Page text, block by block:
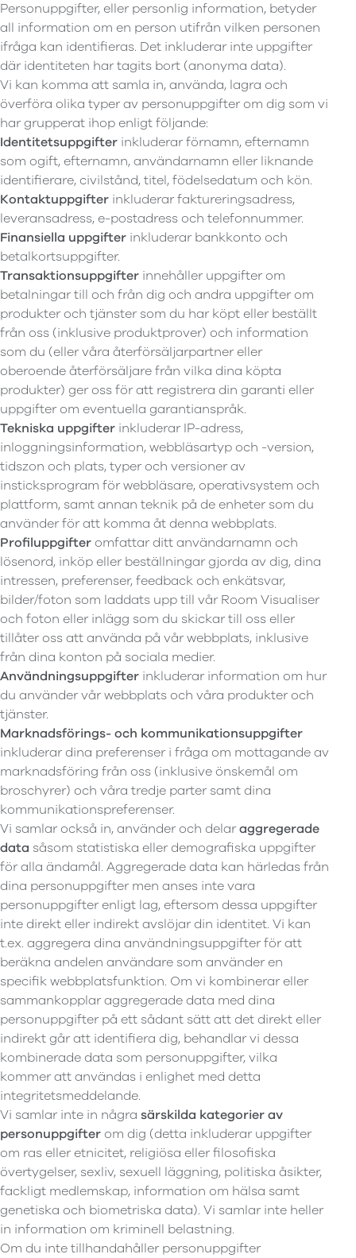
Personuppgifter, eller personlig information, betyder
all information om en person utifrån vilken personen
ifråga kan identifieras. Det inkluderar inte uppgifter
där identiteten har tagits bort (anonyma data).
Vi kan komma att samla in, använda, lagra och
överföra olika typer av personuppgifter om dig som vi
har grupperat ihop enligt följande:
Identitetsuppgifter inkluderar förnamn, efternamn
som ogift, efternamn, användarnamn eller liknande
identifierare, civilstånd, titel, födelsedatum och kön.
Kontaktuppgifter inkluderar faktureringsadress,
leveransadress, e-postadress och telefonnummer.
Finansiella uppgifter inkluderar bankkonto och
betalkortsuppgifter.
Transaktionsuppgifter innehåller uppgifter om
betalningar till och från dig och andra uppgifter om
produkter och tjänster som du har köpt eller beställt
från oss (inklusive produktprover) och information
som du (eller våra återförsäljarpartner eller
oberoende återförsäljare från vilka dina köpta
produkter) ger oss för att registrera din garanti eller
uppgifter om eventuella garantianspråk.
Tekniska uppgifter inkluderar IP-adress,
inloggningsinformation, webbläsartyp och -version,
tidszon och plats, typer och versioner av
insticksprogram för webbläsare, operativsystem och
plattform, samt annan teknik på de enheter som du
använder för att komma åt denna webbplats.
Profiluppgifter omfattar ditt användarnamn och
lösenord, inköp eller beställningar gjorda av dig, dina
intressen, preferenser, feedback och enkätsvar,
bilder/foton som laddats upp till vår Room Visualiser
och foton eller inlägg som du skickar till oss eller
tillåter oss att använda på vår webbplats, inklusive
från dina konton på sociala medier.
Användningsuppgifter inkluderar information om hur
du använder vår webbplats och våra produkter och
tjänster.
Marknadsförings- och kommunikationsuppgifter
inkluderar dina preferenser i fråga om mottagande av
marknadsföring från oss (inklusive önskemål om
broschyrer) och våra tredje parter samt dina
kommunikationspreferenser.
Vi samlar också in, använder och delaraggregerade
data såsom statistiska eller demografiska uppgifter
för alla ändamål. Aggregerade data kan härledas från
dina personuppgifter men anses inte vara
personuppgifter enligt lag, eftersom dessa uppgifter
inte direkt eller indirekt avslöjar din identitet. Vi kan
t.ex. aggregera dina användningsuppgifter för att
beräkna andelen användare som använder en
specifik webbplatsfunktion. Om vi kombinerar eller
sammankopplar aggregerade data med dina
personuppgifter på ett sådant sätt att det direkt eller
indirekt går att identifiera dig, behandlar vi dessa
kombinerade data som personuppgifter, vilka
kommer att användas i enlighet med detta
integritetsmeddelande.
Vi samlar inte in några särskilda kategorier av
personuppgifter om dig (detta inkluderar uppgifter
om ras eller etnicitet, religiösa eller filosofiska
övertygelser, sexliv, sexuell läggning, politiska åsikter,
fackligt medlemskap, information om hälsa samt
genetiska och biometriska data). Vi samlar inte heller
in information om kriminell belastning.
Om du inte tillhandahåller personuppgifter